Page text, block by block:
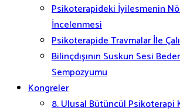
Psikoterapideki İyilesmenin
İncelenmesi
Psikoterapide Travmalar İle
Bilinçdışının Suskun Sesi
Sempozyumu
Kongreler
8. Ulusal Bütüncül Psikoterapi